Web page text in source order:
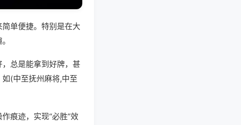
单便捷。特别是在大
总是能拿到好牌，甚
(中至抚州麻将,中至
痕迹，实现“必胜”效